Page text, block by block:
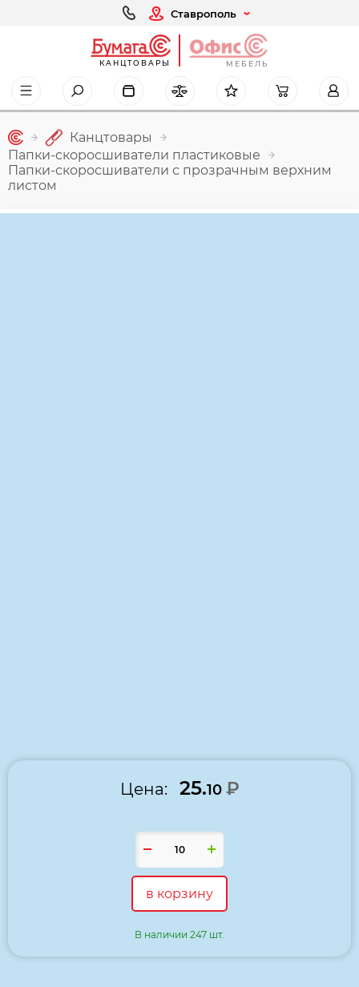
Ставрополь
КАНЦТОВАРЫ МЕБЕЛЬ
Канцтовары
Папки-скоросшиватели пластиковые
Папки-скоросшиватели с прозрачным верхним
листом
Цена: 25.10 ₽
в корзину
В наличии 247 шт.